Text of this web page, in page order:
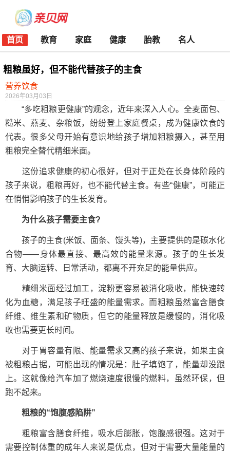
首页 教育 家庭 健康 胎教 名人
粗粮虽好，但不能代替孩子的主食
营养饮食
2026年03月03日
“多吃粗粮更健康”的观念，近年来深入人心。全麦面包、
糙米、燕麦、杂粮饭，纷纷登上家庭餐桌，成为健康饮食的
代表。很多父母开始有意识地给孩子增加粗粮摄入，甚至用
粗粮完全替代精细米面。
这份追求健康的初心很好，但对于正处在长身体阶段的
孩子来说，粗粮再好，也不能代替主食。有些“健康”，可能正
在悄悄影响孩子的生长发育。
为什么孩子需要主食?
孩子的主食(米饭、面条、馒头等)，主要提供的是碳水化
合物——身体最直接、最高效的能量来源。孩子的生长发
育、大脑运转、日常活动，都离不开充足的能量供应。
精细米面经过加工，淀粉更容易被消化吸收，能快速转
化为血糖，满足孩子旺盛的能量需求。而粗粮虽然富含膳食
纤维、维生素和矿物质，但它的能量释放是缓慢的，消化吸
收也需要更长时间。
对于胃容量有限、能量需求又高的孩子来说，如果主食
被粗粮占据，可能出现的情况是：肚子填饱了，能量却没跟
上。这就像给汽车加了燃烧速度很慢的燃料，虽然环保，但
跑不起来。
粗粮的“饱腹感陷阱”
粗粮富含膳食纤维，吸水后膨胀，饱腹感很强。这对于
需要控制体重的成年人来说是优点，但对于需要大量能量的